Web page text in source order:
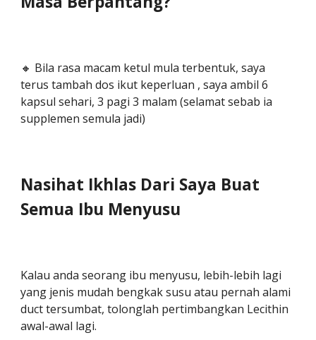
🔸 Bila rasa macam ketul mula terbentuk, saya
terus tambah dos ikut keperluan , saya ambil 6
kapsul sehari, 3 pagi 3 malam (selamat sebab ia
supplemen semula jadi)
Nasihat Ikhlas Dari Saya Buat
Semua Ibu Menyusu
Kalau anda seorang ibu menyusu, lebih-lebih lagi
yang jenis mudah bengkak susu atau pernah alami
duct tersumbat, tolonglah pertimbangkan Lecithin
awal-awal lagi.